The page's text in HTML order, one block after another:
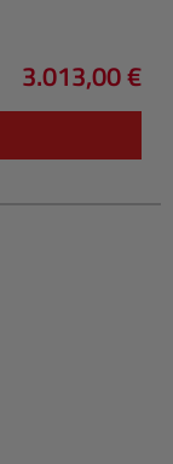
Regulärer
3.013,00 €